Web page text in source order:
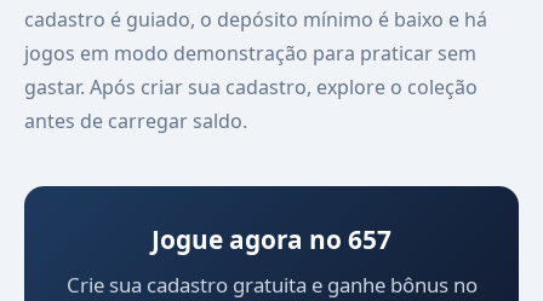
cadastro é guiado, o depósito mínimo é baixo e há
jogos em modo demonstração para praticar sem
gastar. Após criar sua cadastro, explore o coleção
antes de carregar saldo.
Jogue agora no 657
Crie sua cadastro gratuita e ganhe bônus no